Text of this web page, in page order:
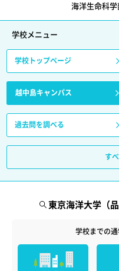
海洋生命科
学校メニュー
学校トップページ
越中島キャンパス
過去問を調べる
す
東京海洋大学（
学校までの